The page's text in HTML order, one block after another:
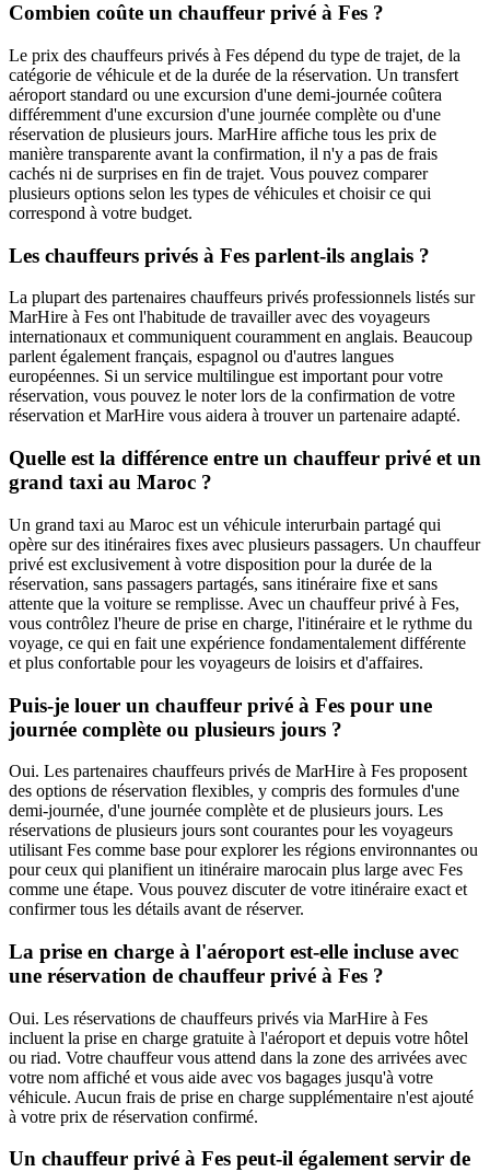
Combien coûte un chauffeur privé à Fes ?
Le prix des chauffeurs privés à Fes dépend du type de trajet, de la
catégorie de véhicule et de la durée de la réservation. Un transfert
aéroport standard ou une excursion d'une demi-journée coûtera
différemment d'une excursion d'une journée complète ou d'une
réservation de plusieurs jours. MarHire affiche tous les prix de
manière transparente avant la confirmation, il n'y a pas de frais
cachés ni de surprises en fin de trajet. Vous pouvez comparer
plusieurs options selon les types de véhicules et choisir ce qui
correspond à votre budget.
Les chauffeurs privés à Fes parlent-ils anglais ?
La plupart des partenaires chauffeurs privés professionnels listés sur
MarHire à Fes ont l'habitude de travailler avec des voyageurs
internationaux et communiquent couramment en anglais. Beaucoup
parlent également français, espagnol ou d'autres langues
européennes. Si un service multilingue est important pour votre
réservation, vous pouvez le noter lors de la confirmation de votre
réservation et MarHire vous aidera à trouver un partenaire adapté.
Quelle est la différence entre un chauffeur privé et un
grand taxi au Maroc ?
Un grand taxi au Maroc est un véhicule interurbain partagé qui
opère sur des itinéraires fixes avec plusieurs passagers. Un chauffeur
privé est exclusivement à votre disposition pour la durée de la
réservation, sans passagers partagés, sans itinéraire fixe et sans
attente que la voiture se remplisse. Avec un chauffeur privé à Fes,
vous contrôlez l'heure de prise en charge, l'itinéraire et le rythme du
voyage, ce qui en fait une expérience fondamentalement différente
et plus confortable pour les voyageurs de loisirs et d'affaires.
Puis-je louer un chauffeur privé à Fes pour une
journée complète ou plusieurs jours ?
Oui. Les partenaires chauffeurs privés de MarHire à Fes proposent
des options de réservation flexibles, y compris des formules d'une
demi-journée, d'une journée complète et de plusieurs jours. Les
réservations de plusieurs jours sont courantes pour les voyageurs
utilisant Fes comme base pour explorer les régions environnantes ou
pour ceux qui planifient un itinéraire marocain plus large avec Fes
comme une étape. Vous pouvez discuter de votre itinéraire exact et
confirmer tous les détails avant de réserver.
La prise en charge à l'aéroport est-elle incluse avec
une réservation de chauffeur privé à Fes ?
Oui. Les réservations de chauffeurs privés via MarHire à Fes
incluent la prise en charge gratuite à l'aéroport et depuis votre hôtel
ou riad. Votre chauffeur vous attend dans la zone des arrivées avec
votre nom affiché et vous aide avec vos bagages jusqu'à votre
véhicule. Aucun frais de prise en charge supplémentaire n'est ajouté
à votre prix de réservation confirmé.
Un chauffeur privé à Fes peut-il également servir de